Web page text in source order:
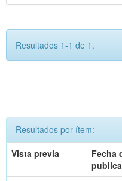
Resultados 1-1 de 1.
Resultados por ítem:
Vista previa
Fecha